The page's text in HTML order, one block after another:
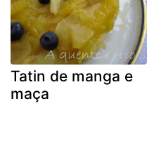
Tatin de manga e
maça